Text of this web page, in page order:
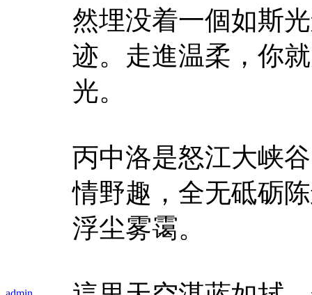
然埋没着一個如斯
迹。走進温柔，你
光。
丙中洛是怒江大峡
情野趣，全无砥砺
浮尘雾霭。